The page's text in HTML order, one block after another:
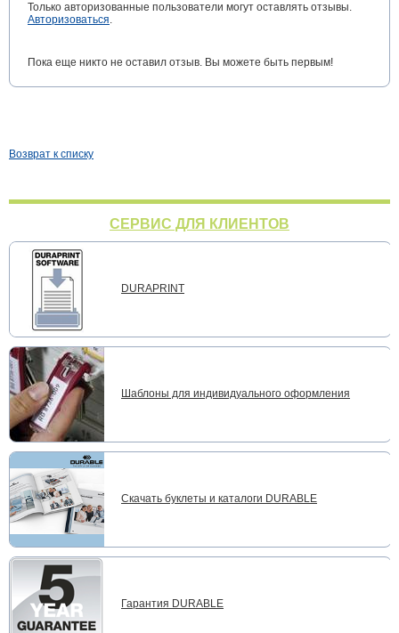
Только авторизованные пользователи могут оставлять отзывы.
Авторизоваться.
Пока еще никто не оставил отзыв. Вы можете быть первым!
Возврат к списку
СЕРВИС ДЛЯ КЛИЕНТОВ
DURAPRINT
Шаблоны для индивидуального оформления
Скачать буклеты и каталоги DURABLE
Гарантия DURABLE